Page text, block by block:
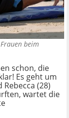
beim
schon, die
Es geht um
(28)
wartet die